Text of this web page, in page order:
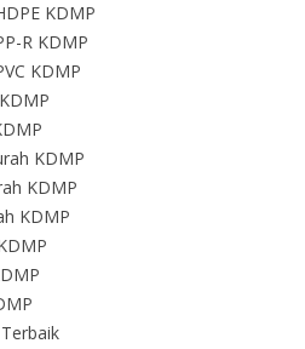
KDMP
R KDMP
KDMP
KDMP
KDMP
KDMP